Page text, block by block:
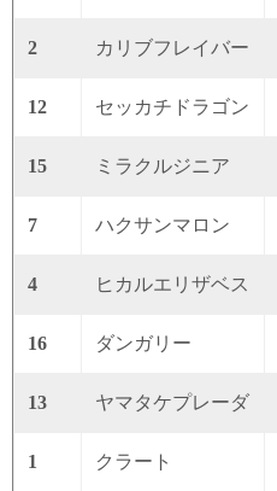
2 カリブフレイバー
12 セッカチドラゴン
15 ミラクルジニア
7 ハクサンマロン
4 ヒカルエリザベス
16 ダンガリー
13 ヤマタケプレーダ
1 クラート